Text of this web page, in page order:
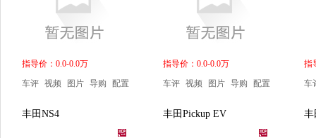
指导价：0.0-0.0万
车评 视频 图片 导购 配置
指导价：0.0-0.0万
车评 视频 图片 导购 配置
指
车
丰田NS4 丰田Pickup EV 丰